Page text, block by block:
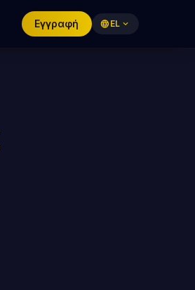
Εγγραφή language EL expand_more